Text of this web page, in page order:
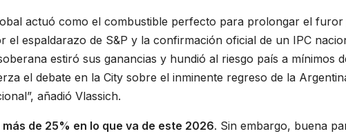
actuó como el combustible perfecto para prolongar el
el espaldarazo de S&P y la confirmación oficial de un IPC
estiró sus ganancias y hundió al riesgo país a mínimos
el debate en la City sobre el inminente regreso de la
añadió Vlassich.
de 25% en lo que va de este 2026. Sin embargo, buena